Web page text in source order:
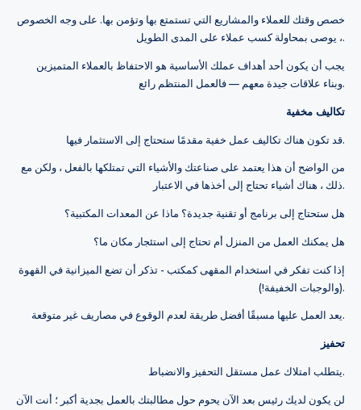
خصص وقتك للعملاء والمشاريع التي تستمتع بها وتؤمن بها. على وجه الخصوص
، يوصى بمحاولة كسب عملاء على المدى الطويل.
يجب أن يكون أحد أهداف عملك الأساسية هو الاحتفاظ بالعملاء المتميزين
وبناء علاقات جيدة معهم — فالعمل المنتظم رائع.
تكاليف مخفية
قد تكون هناك تكاليف عمل خفية مقدمًا ستحتاج إلى الاستثمار فيها.
من الواضح أن هذا يعتمد على صناعتك والأشياء التي تمتلكها بالفعل ، ولكن مع
ذلك ، هناك أشياء تحتاج إلى أخذها في الاعتبار.
هل ستحتاج إلى برنامج أو تقنية جديدة؟ ماذا عن المعدات المكتبية؟
هل يمكنك العمل من المنزل أم تحتاج إلى استئجار مكان ما؟
إذا كنت تفكر في استخدام المقهى كمكتب - تذكر أن تضع الميزانية في القهوة
(والوجبات الخفيفة!).
يعد العمل عليها مسبقًا أفضل طريقة لعدم الوقوع في مصاريف غير متوقعة.
تحفيز
يتطلب امتلاك عمل مستقل التحفيز والانضباط.
لن يكون لديك رئيس بعد الآن يحوم حول مطالبتك بالعمل بجدية أكبر ؛ أنت الآن